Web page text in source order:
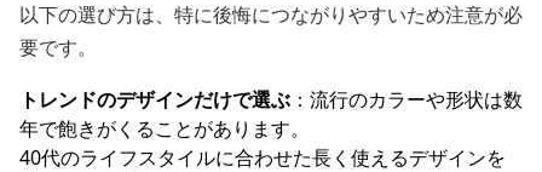
以下の選び方は、特に後悔につながりやすいため注意が必
要です。
トレンドのデザインだけで選ぶ ：流行のカラーや形状は数
年で飽きがくることがあります。
40代のライフスタイルに合わせた長く使えるデザインを